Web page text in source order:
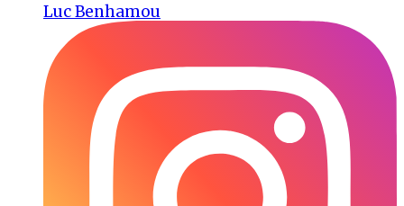
Luc Benhamou